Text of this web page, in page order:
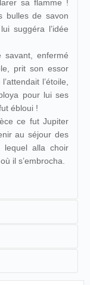
sa flamme !
bulles de savon
suggéra l’idée
enfermé
prit son essor
l’étoile,
pour lui ses
ébloui !
ce fut Jupiter
au séjour des
lequel alla choir
il s’embrocha.